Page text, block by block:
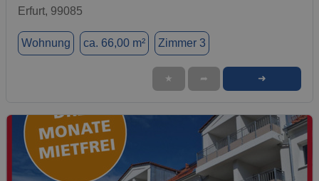
Erfurt, 99085
Wohnung ca. 66,00 m² Zimmer 3
★ ➦ ➜